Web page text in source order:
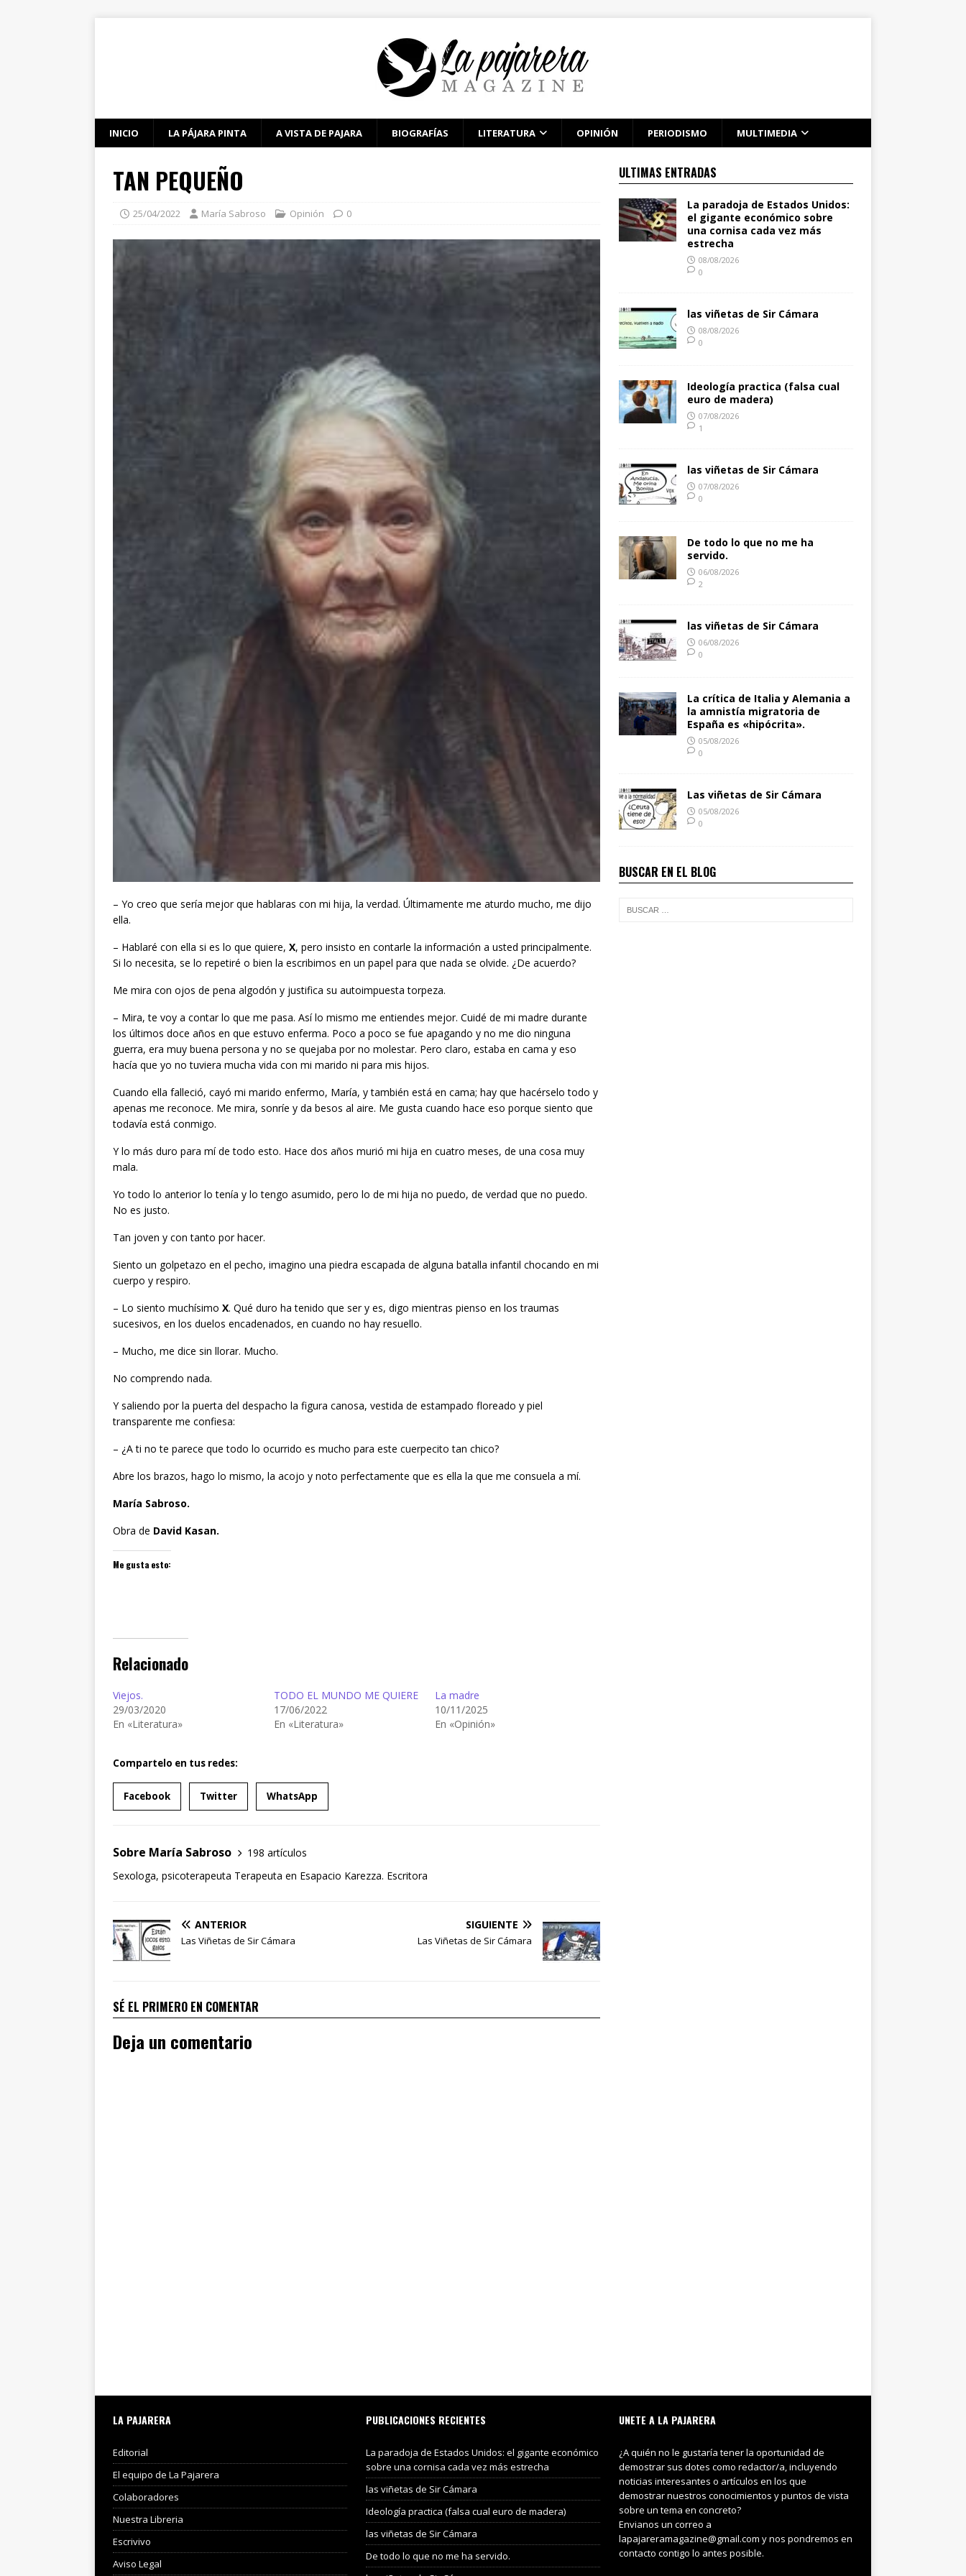
INICIO LA PÁJARA PINTA A VISTA DE PAJARA BIOGRAFÍAS LITERATURA OPINIÓN PERIODISMO MULTIMEDIA
TAN PEQUEÑO
25/04/2022 María Sabroso Opinión 0
– Yo creo que sería mejor que hablaras con mi hija, la verdad. Últimamente me aturdo mucho, me dijo
ella.
– Hablaré con ella si es lo que quiere, X, pero insisto en contarle la información a usted principalmente.
Si lo necesita, se lo repetiré o bien la escribimos en un papel para que nada se olvide. ¿De acuerdo?
Me mira con ojos de pena algodón y justifica su autoimpuesta torpeza.
– Mira, te voy a contar lo que me pasa. Así lo mismo me entiendes mejor. Cuidé de mi madre durante
los últimos doce años en que estuvo enferma. Poco a poco se fue apagando y no me dio ninguna
guerra, era muy buena persona y no se quejaba por no molestar. Pero claro, estaba en cama y eso
hacía que yo no tuviera mucha vida con mi marido ni para mis hijos.
Cuando ella falleció, cayó mi marido enfermo, María, y también está en cama; hay que hacérselo todo y
apenas me reconoce. Me mira, sonríe y da besos al aire. Me gusta cuando hace eso porque siento que
todavía está conmigo.
Y lo más duro para mí de todo esto. Hace dos años murió mi hija en cuatro meses, de una cosa muy
mala.
Yo todo lo anterior lo tenía y lo tengo asumido, pero lo de mi hija no puedo, de verdad que no puedo.
No es justo.
Tan joven y con tanto por hacer.
Siento un golpetazo en el pecho, imagino una piedra escapada de alguna batalla infantil chocando en mi
cuerpo y respiro.
– Lo siento muchísimo X. Qué duro ha tenido que ser y es, digo mientras pienso en los traumas
sucesivos, en los duelos encadenados, en cuando no hay resuello.
– Mucho, me dice sin llorar. Mucho.
No comprendo nada.
Y saliendo por la puerta del despacho la figura canosa, vestida de estampado floreado y piel
transparente me confiesa:
– ¿A ti no te parece que todo lo ocurrido es mucho para este cuerpecito tan chico?
Abre los brazos, hago lo mismo, la acojo y noto perfectamente que es ella la que me consuela a mí.
María Sabroso.
Obra de David Kasan.
Me gusta esto:
Relacionado
Viejos.
29/03/2020
En «Literatura»
TODO EL MUNDO ME QUIERE
17/06/2022
En «Literatura»
La madre
10/11/2025
En «Opinión»
Compartelo en tus redes:
Facebook Twitter WhatsApp
Sobre María Sabroso
198 artículos
Sexologa, psicoterapeuta Terapeuta en Esapacio Karezza. Escritora
ANTERIOR
Las Viñetas de Sir Cámara
SIGUIENTE
Las Viñetas de Sir Cámara
SÉ EL PRIMERO EN COMENTAR
Deja un comentario
ULTIMAS ENTRADAS
La paradoja de Estados Unidos:
el gigante económico sobre
una cornisa cada vez más
estrecha
08/08/2026
0
las viñetas de Sir Cámara
08/08/2026
0
Ideología practica (falsa cual
euro de madera)
07/08/2026
1
las viñetas de Sir Cámara
07/08/2026
0
De todo lo que no me ha
servido.
06/08/2026
2
las viñetas de Sir Cámara
06/08/2026
0
La crítica de Italia y Alemania a
la amnistía migratoria de
España es «hipócrita».
05/08/2026
0
Las viñetas de Sir Cámara
05/08/2026
0
BUSCAR EN EL BLOG
LA PAJARERA
Editorial
El equipo de La Pajarera
Colaboradores
Nuestra Libreria
Escrivivo
Aviso Legal
PUBLICACIONES RECIENTES
La paradoja de Estados Unidos: el gigante económico
sobre una cornisa cada vez más estrecha
las viñetas de Sir Cámara
Ideología practica (falsa cual euro de madera)
las viñetas de Sir Cámara
De todo lo que no me ha servido.
UNETE A LA PAJARERA
¿A quién no le gustaría tener la oportunidad de
demostrar sus dotes como redactor/a, incluyendo
noticias interesantes o artículos en los que
demostrar nuestros conocimientos y puntos de vista
sobre un tema en concreto?
Envianos un correo a
lapajareramagazine@gmail.com y nos pondremos en
contacto contigo lo antes posible.